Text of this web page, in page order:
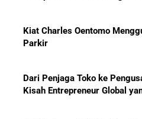
Menanti
Dari Penjaga Toko ke
Kiat Keluarga Widjaja